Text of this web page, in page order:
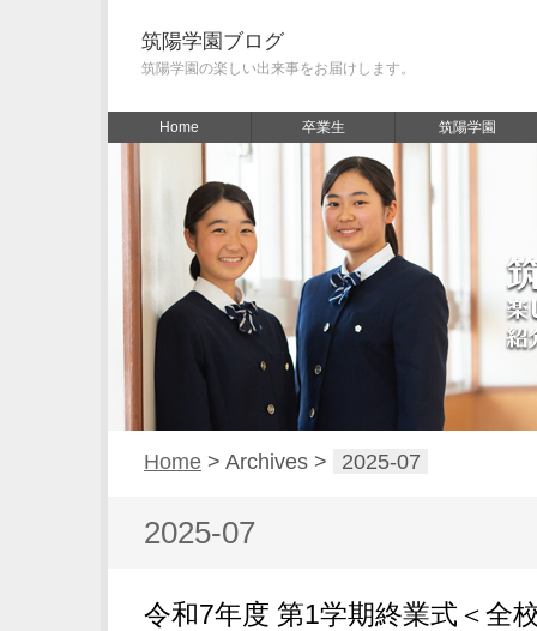
筑陽学園ブログ
筑陽学園の楽しい出来事をお届けします。
Home 卒業生 筑陽学園
Home > Archives > 2025-07
2025-07
令和7年度 第1学期終業式＜全